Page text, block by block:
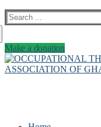
Search
for:
Make a donation